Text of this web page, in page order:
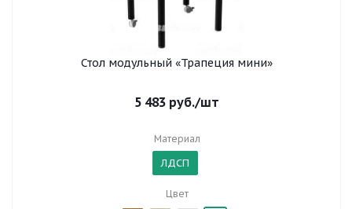
Стол модульный «Трапеция мини»
5 483 руб./шт
Материал
ЛДСП
Цвет